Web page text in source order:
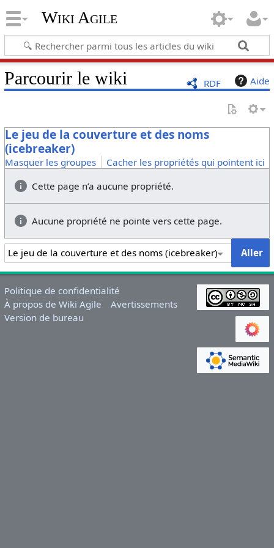
Wiki Agile
RDF Aide
Parcourir le wiki
Le jeu de la couverture et des noms
(icebreaker)
Masquer les groupes
Cacher les propriétés qui pointent ici
Cette page n’a aucune propriété.
Aucune propriété ne pointe vers cette page.
Politique de confidentialité
À propos de Wiki Agile
Avertissements
Version de bureau